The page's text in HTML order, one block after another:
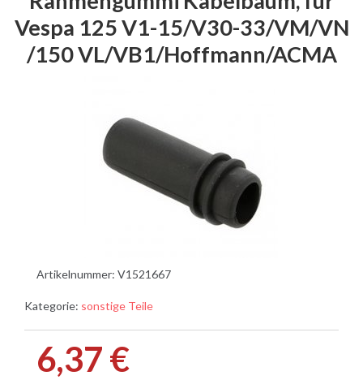
Vespa 125 V1-15/V30-33/VM/VN
/150 VL/VB1/Hoffmann/ACMA
Artikelnummer: V1521667
Kategorie: sonstige Teile
6,37 €